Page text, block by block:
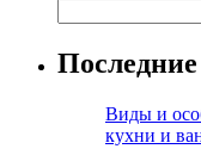
Виды и
кухни и